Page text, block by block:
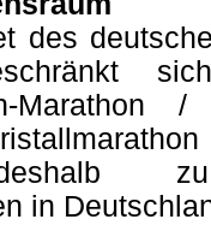
des
in